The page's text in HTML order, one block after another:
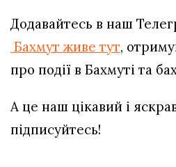
Додавайтесь в наш
Бахмут живе тут,
про події в Бахмуті та
А це наш цікавий і
підписуйтесь!